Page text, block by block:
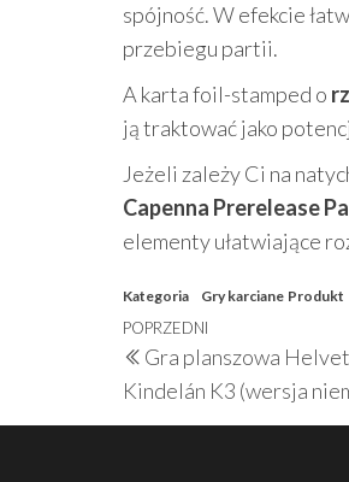
spójność. W efekcie
przebiegu partii.
A karta foil-stamped o
ją traktować jako
Jeżeli zależy Ci na
Capenna Prerelease
elementy ułatwiające
Kategoria Gry karciane Produkt
Nawigacja
wpisu
Poprzedni
wpis
POPRZEDNI
Gra planszowa
Kindelán K3 (wersja